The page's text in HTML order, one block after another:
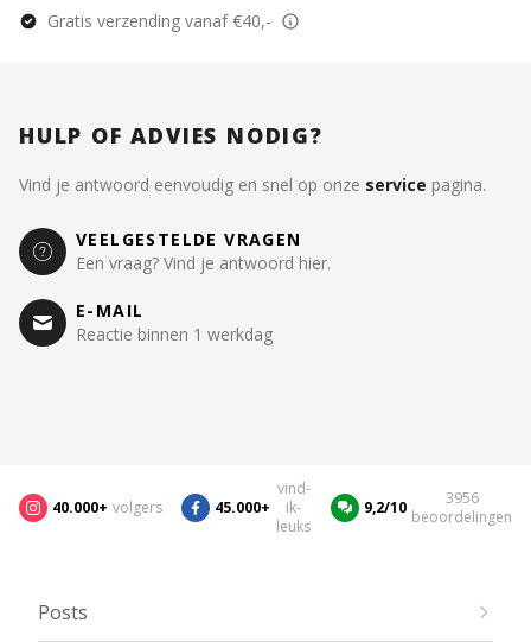
Gratis verzending vanaf €40,-
HULP OF ADVIES NODIG?
Vind je antwoord eenvoudig en snel op onze service pagina.
VEELGESTELDE VRAGEN
Een vraag? Vind je antwoord hier.
E-MAIL
Reactie binnen 1 werkdag
40.000+ volgers 45.000+
vind-
ik-
leuks
9,2/10
3956
beoordelingen
Posts